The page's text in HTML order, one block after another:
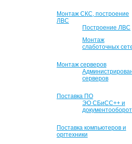
Монтаж СКС, построение
ЛВС
Построение ЛВС
Монтаж
слаботочных
Монтаж серверов
серверов
Поставка ПО
ЭО СБиСС++ и
документооборот
Поставка компьютеров и
оргтехники